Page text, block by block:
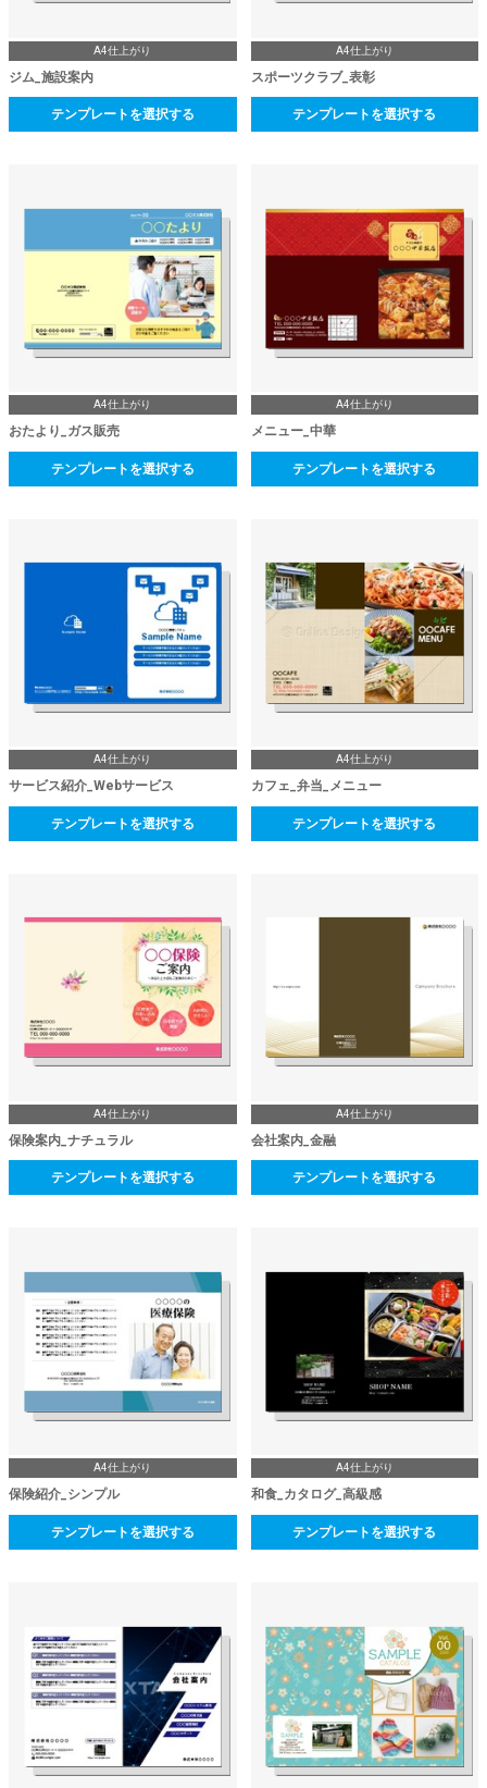
A4仕上がり
ジム_施設案内
テンプレートを選択する
A4仕上がり
スポーツクラブ_表彰
テンプレートを選択する
A4仕上がり
おたより_ガス販売
テンプレートを選択する
A4仕上がり
メニュー_中華
テンプレートを選択する
A4仕上がり
サービス紹介_Webサービス
テンプレートを選択する
A4仕上がり
カフェ_弁当_メニュー
テンプレートを選択する
A4仕上がり
保険案内_ナチュラル
テンプレートを選択する
A4仕上がり
会社案内_金融
テンプレートを選択する
A4仕上がり
保険紹介_シンプル
テンプレートを選択する
A4仕上がり
和食_カタログ_高級感
テンプレートを選択する